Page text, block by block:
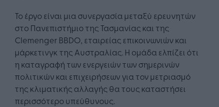
Το έργο είναι μια συνεργασία μεταξύ ερευνητών
στο Πανεπιστήμιο της Τασμανίας και της
Clemenger BBDO, εταιρείας επικοινωνιών και
μάρκετινγκ της Αυστραλίας. Η ομάδα ελπίζει ότι
η καταγραφή των ενεργειών των σημερινών
πολιτικών και επιχειρήσεων για τον μετριασμό
της κλιματικής αλλαγής θα τους καταστήσει
περισσότερο υπεύθυνους.